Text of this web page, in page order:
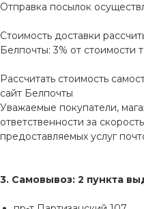
Отправка посылок
Стоимость доставки
Белпочты: 3% от стоимости
Рассчитать стоимость
сайт Белпочты
Уважаемые покупатели,
ответственности за
предоставляемых услуг
3. Самовывоз: 2 пункта